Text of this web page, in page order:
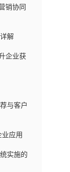
销协同
解
企业获
与客户
应用
实施的